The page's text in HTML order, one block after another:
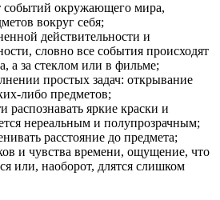
событий окружающего мира,
вокруг себя;
действительности и
словно все события происходят
а за стеклом или в фильме;
простых задач: открывание
либо предметов;
распознавать яркие краски и
нереальным и полупрозрачным;
расстояние до предмета;
и чувства времени, ощущение, что
или, наоборот, длятся слишком